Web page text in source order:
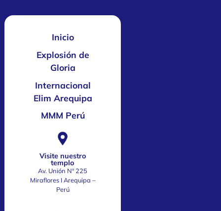
Inicio
Explosión de
Gloria
Internacional
Elim Arequipa
MMM Perú
Visite nuestro
templo
Av. Unión Nº 225
Miraflores I Arequipa –
Perú